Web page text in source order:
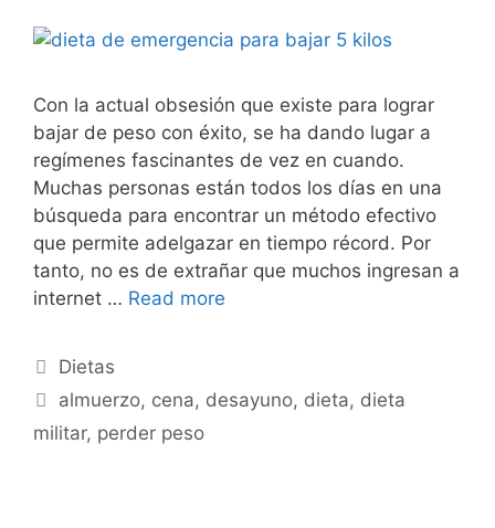
Con la actual obsesión que existe para lograr
bajar de peso con éxito, se ha dando lugar a
regímenes fascinantes de vez en cuando.
Muchas personas están todos los días en una
búsqueda para encontrar un método efectivo
que permite adelgazar en tiempo récord. Por
tanto, no es de extrañar que muchos ingresan a
internet … Read more
Categories
Dietas
Tags
almuerzo, cena, desayuno, dieta, dieta
militar, perder peso